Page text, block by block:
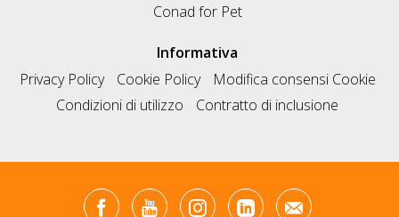
Conad for Pet
Informativa
Privacy Policy
Cookie Policy
Modifica consensi Cookie
Condizioni di utilizzo
Contratto di inclusione